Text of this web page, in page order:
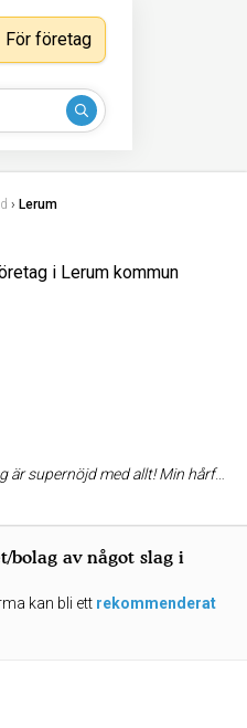
För företag
› Lerum
i Lerum kommun
allt! Min hårfärg, slingorna, klippningen & ögonbrynen! 👏🫶👏
bolag av något slag i
kan bli ett rekommenderat